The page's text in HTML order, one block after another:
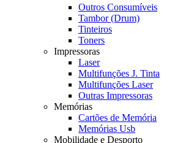
Outros Consumíveis
Tambor (Drum)
Tinteiros
Toners
Impressoras
Laser
Multifunções J. Tinta
Multifunções Laser
Outras Impressoras
Memórias
Cartões de Memória
Memórias Usb
Mobilidade e Desporto